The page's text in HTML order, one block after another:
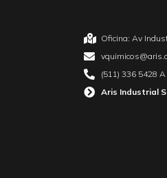
Oficina: Av
(511) 336 5428
Aris Industrial